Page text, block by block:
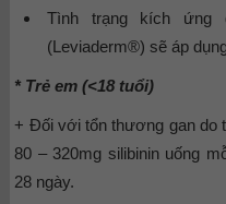
Tình trạng kích ứng
(Leviaderm®) sẽ áp
* Trẻ em (<18 tuổi)
+ Đối với tổn thương gan do
80 – 320mg silibinin uống
28 ngày.